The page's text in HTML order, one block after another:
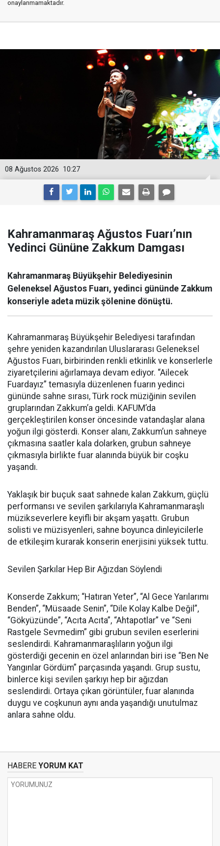
onaylanmamaktadır.
10:27
08 Ağustos 2026
Kahramanmaraş Ağustos Fuarı’nın
Yedinci Gününe Zakkum Damgası
Kahramanmaraş Büyükşehir Belediyesinin
Geleneksel Ağustos Fuarı, yedinci gününde Zakkum
konseriyle adeta müzik şölenine dönüştü.
Kahramanmaraş Büyükşehir Belediyesi tarafından
şehre yeniden kazandırılan Uluslararası Geleneksel
Ağustos Fuarı, birbirinden renkli etkinlik ve konserlerle
ziyaretçilerini ağırlamaya devam ediyor. “Ailecek
Fuardayız” temasıyla düzenlenen fuarın yedinci
gününde sahne sırası, Türk rock müziğinin sevilen
gruplarından Zakkum’a geldi. KAFUM’da
gerçekleştirilen konser öncesinde vatandaşlar alana
yoğun ilgi gösterdi. Konser alanı, Zakkum’un sahneye
çıkmasına saatler kala dolarken, grubun sahneye
çıkmasıyla birlikte fuar alanında büyük bir coşku
yaşandı.
Yaklaşık bir buçuk saat sahnede kalan Zakkum, güçlü
performansı ve sevilen şarkılarıyla Kahramanmaraşlı
müzikseverlere keyifli bir akşam yaşattı. Grubun
solisti ve müzisyenleri, sahne boyunca dinleyicilerle
de etkileşim kurarak konserin enerjisini yüksek tuttu.
Sevilen Şarkılar Hep Bir Ağızdan Söylendi
Konserde Zakkum; “Hatıran Yeter”, “Al Gece Yarılarımı
Benden”, “Müsaade Senin”, “Dile Kolay Kalbe Değil”,
“Gökyüzünde”, “Acıta Acıta”, “Ahtapotlar” ve “Seni
Rastgele Sevmedim” gibi grubun sevilen eserlerini
seslendirdi. Kahramanmaraşlıların yoğun ilgi
gösterdiği gecenin en özel anlarından biri ise “Ben Ne
Yangınlar Gördüm” parçasında yaşandı. Grup sustu,
binlerce kişi sevilen şarkıyı hep bir ağızdan
seslendirdi. Ortaya çıkan görüntüler, fuar alanında
duygu ve coşkunun aynı anda yaşandığı unutulmaz
anlara sahne oldu.
HABERE YORUM KAT